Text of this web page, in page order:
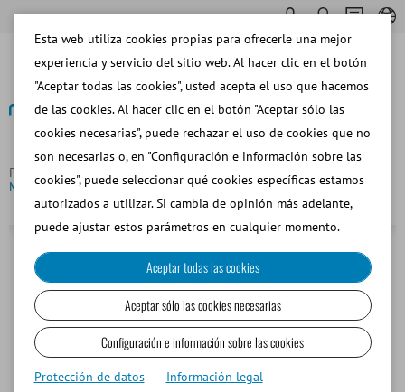
Página principal Bovino Procesar Pajuelas
CombiSystem
MPP Quattro con impresora MiniJet JET 3up
Esta web utiliza cookies propias para ofrecerle una mejor
experiencia y servicio del sitio web. Al hacer clic en el botón
"Aceptar todas las cookies", usted acepta el uso que hacemos
de las cookies. Al hacer clic en el botón "Aceptar sólo las
cookies necesarias", puede rechazar el uso de cookies que no
son necesarias o, en "Configuración e información sobre las
cookies", puede seleccionar qué cookies específicas estamos
autorizados a utilizar. Si cambia de opinión más adelante,
puede ajustar estos parámetros en cualquier momento.
Aceptar todas las cookies
Aceptar sólo las cookies necesarias
Configuración e información sobre las cookies
Protección de datos Información legal